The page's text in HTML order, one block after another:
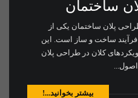
ساختمان
پلان ساختمان یکی از
فرآیند ساخت و ساز است. این
کلان در طراحی پلان
بیشتر بخوانید...!